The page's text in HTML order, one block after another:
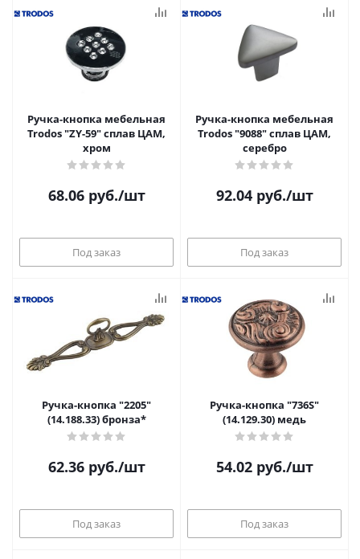
Ручка-кнопка мебельная
Trodos "ZY-59" сплав ЦАМ,
хром
68.06руб./шт
Под заказ
Ручка-кнопка мебельная
Trodos "9088" сплав ЦАМ,
серебро
92.04руб./шт
Под заказ
Ручка-кнопка "2205"
(14.188.33) бронза*
62.36руб./шт
Под заказ
Ручка-кнопка "736S"
(14.129.30) медь
54.02руб./шт
Под заказ